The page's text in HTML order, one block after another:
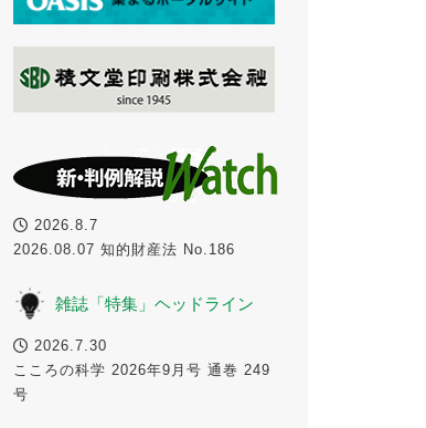
2026.8.7
2026.08.07 知的財産法 No.186
雑誌「特集」ヘッドライン
2026.7.30
こころの科学 2026年9月号 通巻 249
号